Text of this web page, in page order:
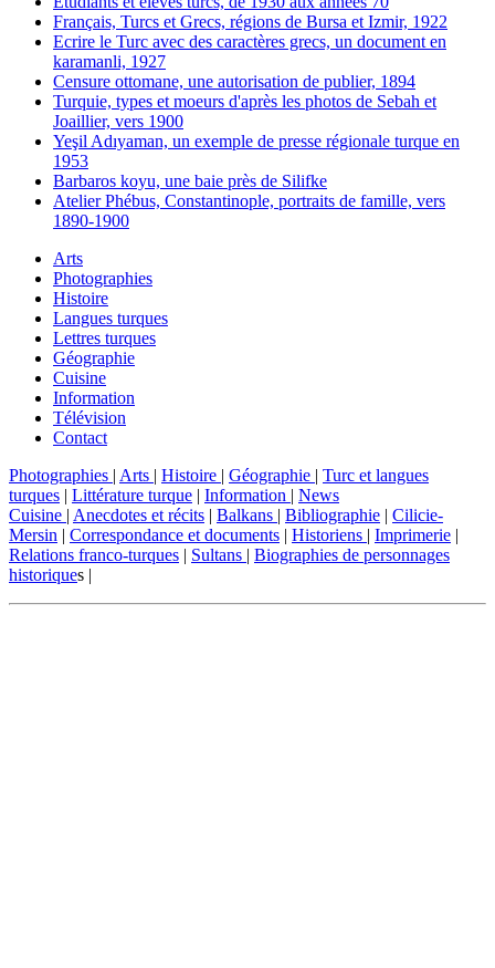
Français, Turcs et Grecs, régions de Bursa et Izmir, 1922
Ecrire le Turc avec des caractères grecs, un document en
karamanli, 1927
Censure ottomane, une autorisation de publier, 1894
Turquie, types et moeurs d'après les photos de Sebah et
Joaillier, vers 1900
Yeşil Adıyaman, un exemple de presse régionale turque en
1953
Barbaros koyu, une baie près de Silifke
Atelier Phébus, Constantinople, portraits de famille, vers
1890-1900
Arts
Photographies
Histoire
Langues turques
Lettres turques
Géographie
Cuisine
Information
Télévision
Contact
Photographies | Arts | Histoire | Géographie | Turc et langues
turques | Littérature turque | Information | News
Cuisine | Anecdotes et récits | Balkans | Bibliographie | Cilicie-
Mersin | Correspondance et documents | Historiens | Imprimerie |
Relations franco-turques | Sultans | Biographies de personnages
historiques |